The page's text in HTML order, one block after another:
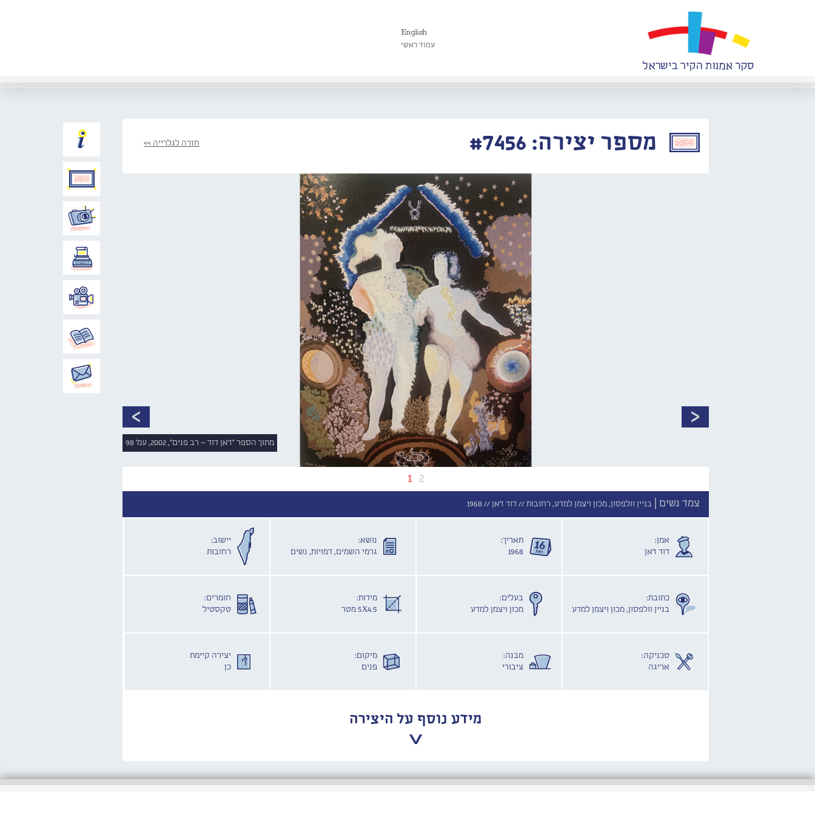
English
עמוד ראשי
מספר יצירה: #7456 חזרה לגלרייה >>
1 2
מתוך הספר "ז'אן דוד – רב פנים", 2002, עמ' 98
צמד נשים | בניין וולפסון, מכון ויצמן למדע, רחובות //דוד ז'אן // 1968
אמן:
דוד ז'אן
תאריך:
1968
נושא:
גרמי השמים, דמויות, נשים
יישוב:
רחובות
כתובת:
בניין וולפסון, מכון ויצמן למדע
בעלים:
מכון ויצמן למדע
מידות:
5X4.5 מטר
חומרים:
טקסטיל
טכניקה:
אריגה
מבנה:
ציבורי
מיקום:
פנים
יצירה קיימת
כן
מידע נוסף על היצירה